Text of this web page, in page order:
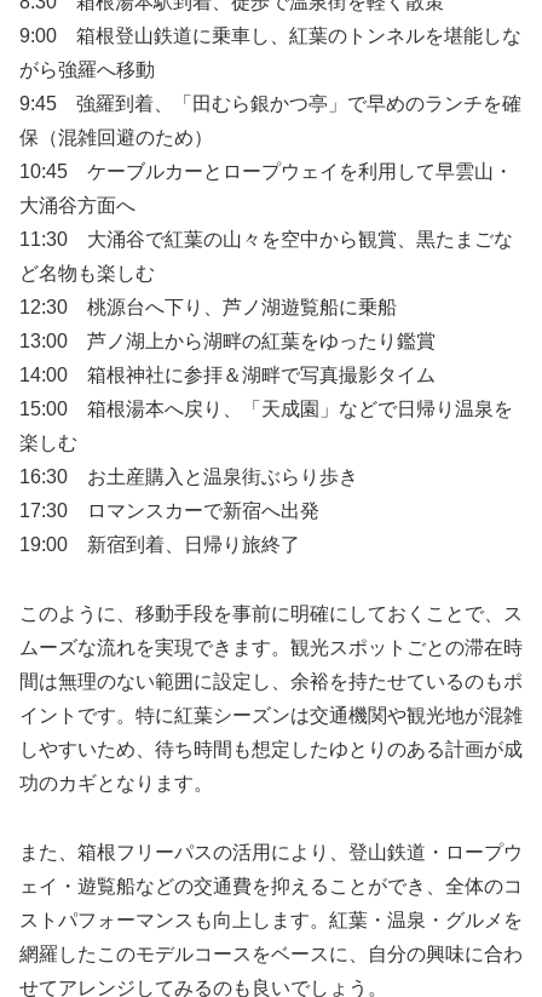
9:00 箱根登山鉄道に乗車し、紅葉のトンネルを堪能しな
がら強羅へ移動
9:45 強羅到着、「田むら銀かつ亭」で早めのランチを確
保（混雑回避のため）
10:45 ケーブルカーとロープウェイを利用して早雲山・
大涌谷方面へ
11:30 大涌谷で紅葉の山々を空中から観賞、黒たまごな
ど名物も楽しむ
12:30 桃源台へ下り、芦ノ湖遊覧船に乗船
13:00 芦ノ湖上から湖畔の紅葉をゆったり鑑賞
14:00 箱根神社に参拝＆湖畔で写真撮影タイム
15:00 箱根湯本へ戻り、「天成園」などで日帰り温泉を
楽しむ
16:30 お土産購入と温泉街ぶらり歩き
17:30 ロマンスカーで新宿へ出発
19:00 新宿到着、日帰り旅終了
このように、移動手段を事前に明確にしておくことで、ス
ムーズな流れを実現できます。観光スポットごとの滞在時
間は無理のない範囲に設定し、余裕を持たせているのもポ
イントです。特に紅葉シーズンは交通機関や観光地が混雑
しやすいため、待ち時間も想定したゆとりのある計画が成
功のカギとなります。
また、箱根フリーパスの活用により、登山鉄道・ロープウ
ェイ・遊覧船などの交通費を抑えることができ、全体のコ
ストパフォーマンスも向上します。紅葉・温泉・グルメを
網羅したこのモデルコースをベースに、自分の興味に合わ
せてアレンジしてみるのも良いでしょう。